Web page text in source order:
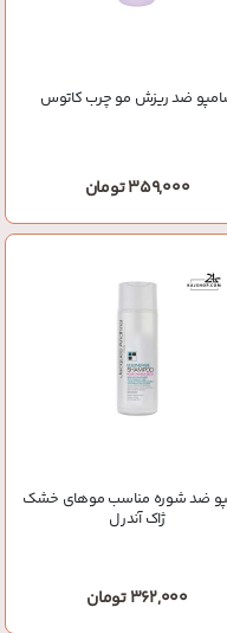
ضد ریزش مو چرب کاتوس
359,000 تومان
ضد شوره مناسب موهای خشک
ژاک آندرل
362,000 تومان